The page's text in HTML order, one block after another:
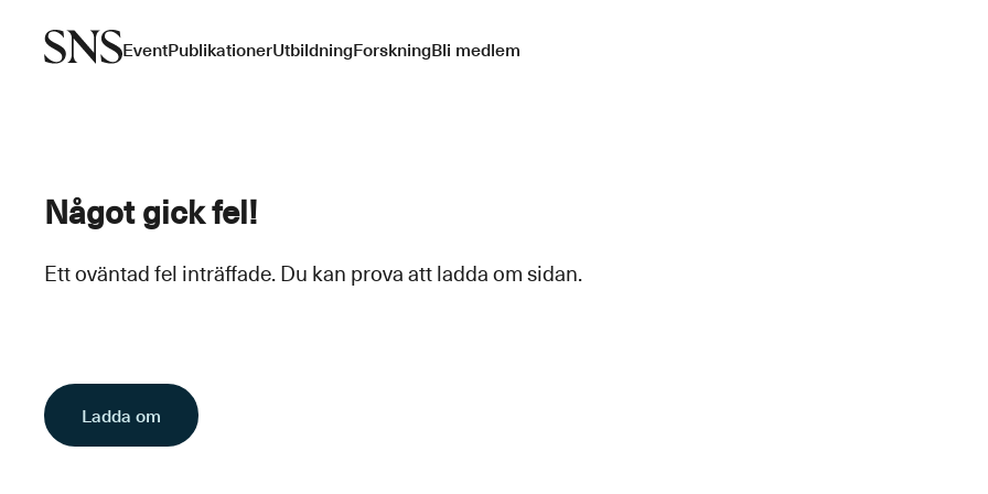
EventPublikationerUtbildningForskningBli medlem
Något gick fel!
Ett oväntad fel inträffade. Du kan prova att ladda om sidan.
Ladda om